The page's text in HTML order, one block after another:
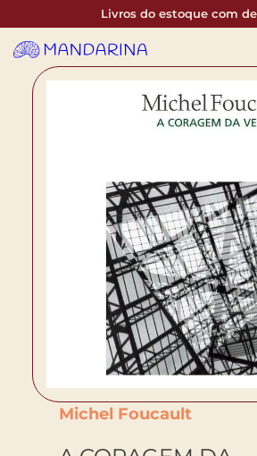
Livros do estoque com
Michel Foucault